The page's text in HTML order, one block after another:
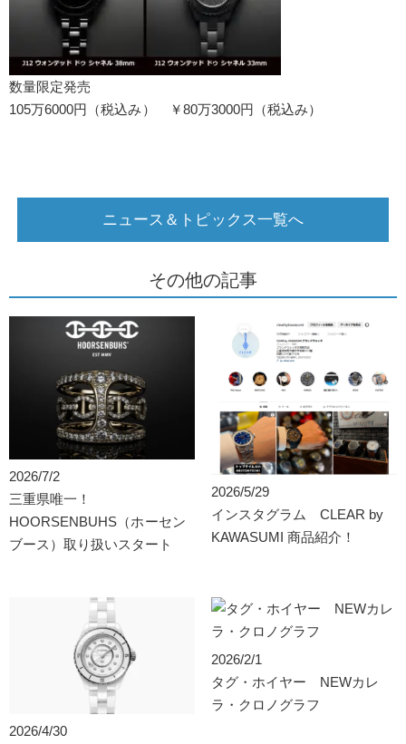
数量限定発売
105万6000円（税込み） ￥80万3000円（税込み）
ニュース＆トピックス一覧へ
その他の記事
2026/7/2
三重県唯一！
HOORSENBUHS（ホーセン
ブース）取り扱いスタート
2026/5/29
インスタグラム CLEAR by
KAWASUMI 商品紹介！
2026/4/30
2026/2/1
タグ・ホイヤー NEWカレ
ラ・クロノグラフ